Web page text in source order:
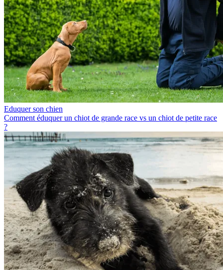
Eduquer son chien
Comment éduquer un chiot de grande race vs un chiot de petite race
?